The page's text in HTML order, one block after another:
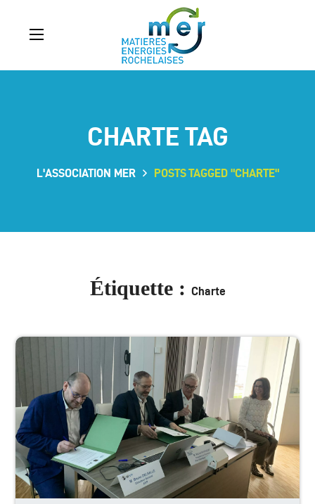
CHARTE TAG
L'ASSOCIATION MER POSTS TAGGED "CHARTE"
Étiquette : Charte